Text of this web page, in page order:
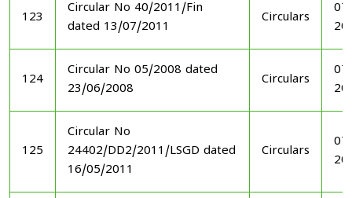
123
Circular No 40/2011/Fin
dated 13/07/2011
Circulars
124
Circular No 05/2008 dated
23/06/2008
Circulars
125
Circular No
24402/DD2/2011/LSGD dated
16/05/2011
Circulars